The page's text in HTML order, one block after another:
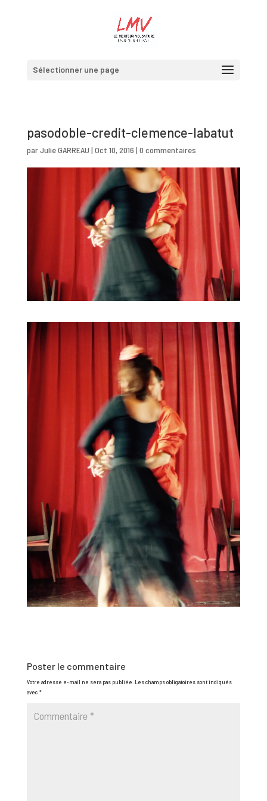
Sélectionner une page
pasodoble-credit-clemence-labatut
parJulie GARREAU | Oct 10, 2016 | 0 commentaires
Poster le commentaire
Votre adresse e-mail ne sera pas publiée. Les champs obligatoires sont indiqués
avec*